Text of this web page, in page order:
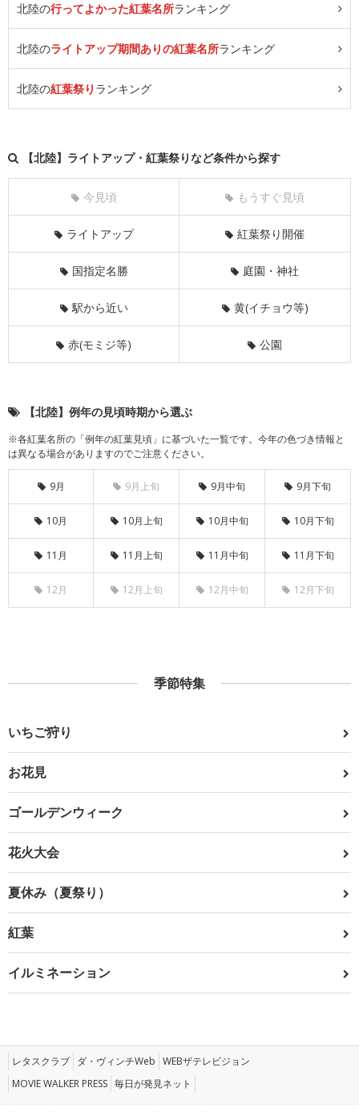
北陸の行ってよかった紅葉名所ランキング
北陸のライトアップ期間ありの紅葉名所ランキング
北陸の紅葉祭り ランキング
【北陸】ライトアップ・紅葉祭りなど条件から探す
今見頃 もうすぐ見頃
ライトアップ 紅葉祭り開催
国指定名勝 庭園・神社
駅から近い 黄(イチョウ等)
赤(モミジ等) 公園
【北陸】例年の見頃時期から選ぶ
※各紅葉名所の「例年の紅葉見頃」に基づいた一覧です。今年の色づき情報と
は異なる場合がありますのでご注意ください。
9月 9月上旬 9月中旬 9月下旬
10月 10月上旬 10月中旬 10月下旬
11月 11月上旬 11月中旬 11月下旬
12月 12月上旬 12月中旬 12月下旬
季節特集
いちご狩り
お花見
ゴールデンウィーク
花火大会
夏休み（夏祭り）
紅葉
イルミネーション
レタスクラブ ダ・ヴィンチWeb WEBザテレビジョン
MOVIE WALKER PRESS 毎日が発見ネット